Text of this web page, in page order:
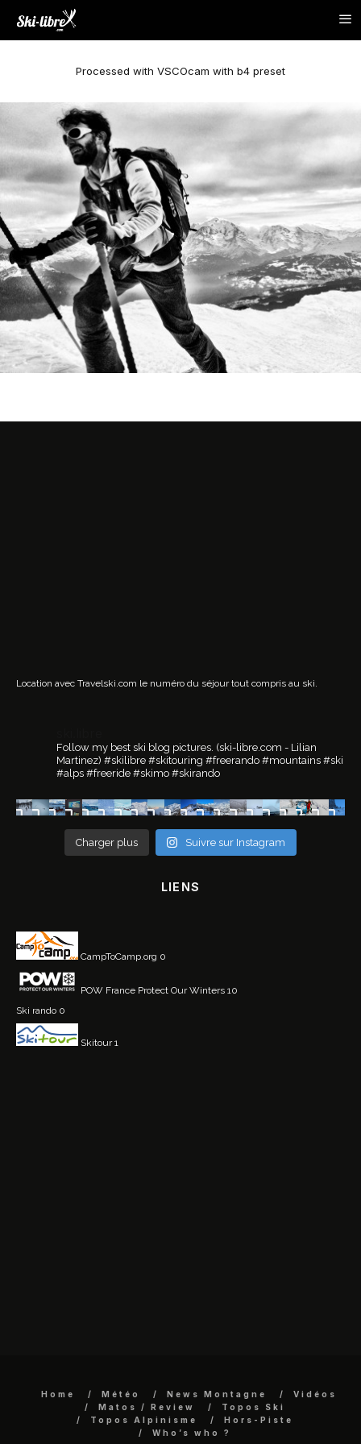
Processed with VSCOcam with b4 preset
Location avec Travelski.com le numéro du séjour tout compris au ski.
Follow my best ski blog pictures. (ski-libre.com - Lilian
Martinez) #skilibre #skitouring #freerando #mountains #ski
#alps #freeride #skimo #skirando
Charger plus Suivre sur Instagram
LIENS
CampToCamp.org 0
POW France Protect Our Winters 10
Ski rando 0
Skitour1
Home Météo News Montagne
Vidéos
Matos / Review
Topos Ski
Topos Alpinisme
Hors-Piste
Who’s who ?